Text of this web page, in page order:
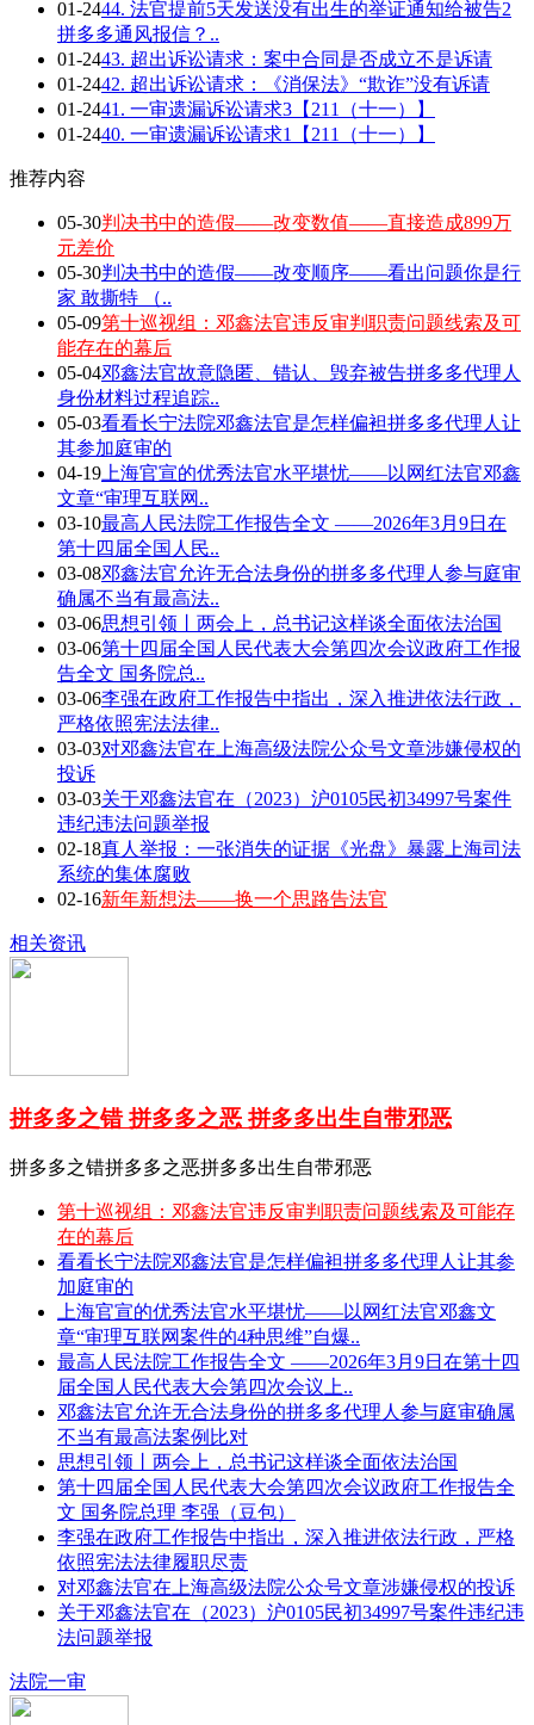
01-2444. 法官提前5天发送没有出生的举证通知给被告2
拼多多通风报信？..
01-2443. 超出诉讼请求：案中合同是否成立不是诉请
01-2442. 超出诉讼请求：《消保法》“欺诈”没有诉请
01-2441. 一审遗漏诉讼请求3【211（十一）】
01-2440. 一审遗漏诉讼请求1【211（十一）】
推荐内容
05-30判决书中的造假——改变数值——直接造成899万
元差价
05-30判决书中的造假——改变顺序——看出问题你是行
家 敢撕特 （..
05-09第十巡视组：邓鑫法官违反审判职责问题线索及可
能存在的幕后
05-04邓鑫法官故意隐匿、错认、毁弃被告拼多多代理人
身份材料过程追踪..
05-03看看长宁法院邓鑫法官是怎样偏袒拼多多代理人让
其参加庭审的
04-19 上海官宣的优秀法官水平堪忧——以网红法官邓鑫
文章“审理互联网..
03-10最高人民法院工作报告全文 ——2026年3月9日在
第十四届全国人民..
03-08邓鑫法官允许无合法身份的拼多多代理人参与庭审
确属不当有最高法..
03-06思想引领丨两会上，总书记这样谈全面依法治国
03-06第十四届全国人民代表大会第四次会议政府工作报
告全文 国务院总..
03-06李强在政府工作报告中指出，深入推进依法行政，
严格依照宪法法律..
03-03对邓鑫法官在上海高级法院公众号文章涉嫌侵权的
投诉
03-03关于邓鑫法官在（2023）沪0105民初34997号案件
违纪违法问题举报
02-18真人举报：一张消失的证据《光盘》暴露上海司法
系统的集体腐败
02-16新年新想法——换一个思路告法官
相关资讯
拼多多之错 拼多多之恶 拼多多出生自带邪恶
拼多多之错拼多多之恶拼多多出生自带邪恶
第十巡视组：邓鑫法官违反审判职责问题线索及可能存
在的幕后
看看长宁法院邓鑫法官是怎样偏袒拼多多代理人让其参
加庭审的
上海官宣的优秀法官水平堪忧——以网红法官邓鑫文
章“审理互联网案件的4种思维”自爆..
最高人民法院工作报告全文 ——2026年3月9日在第十四
届全国人民代表大会第四次会议上..
邓鑫法官允许无合法身份的拼多多代理人参与庭审确属
不当有最高法案例比对
思想引领丨两会上，总书记这样谈全面依法治国
第十四届全国人民代表大会第四次会议政府工作报告全
文 国务院总理 李强（豆包）
李强在政府工作报告中指出，深入推进依法行政，严格
依照宪法法律履职尽责
对邓鑫法官在上海高级法院公众号文章涉嫌侵权的投诉
关于邓鑫法官在（2023）沪0105民初34997号案件违纪违
法问题举报
法院一审